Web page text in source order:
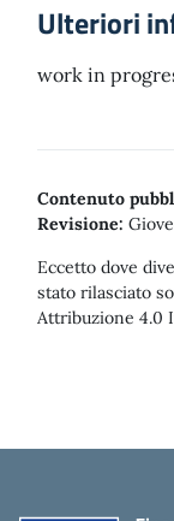
Ulteriori
work in
Contenuto
Revisione:
Eccetto dove
stato rilasciato
Attribuzione 4.0